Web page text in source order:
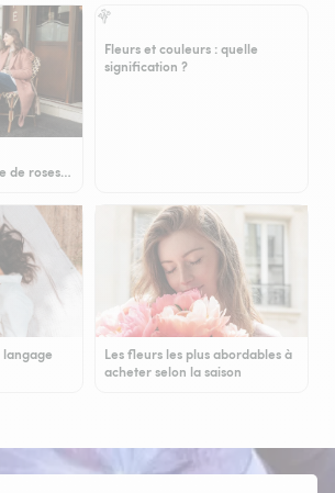
de roses…
Fleurs et couleurs : quelle
signification ?
Les fleurs les plus abordables à
acheter selon la saison